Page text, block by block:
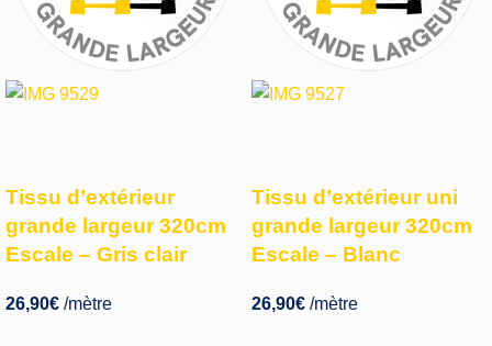
Tissu d’extérieur
grande largeur 320cm
Escale – Gris clair
26,90€ /mètre
Tissu d’extérieur uni
grande largeur 320cm
Escale – Blanc
26,90€ /mètre